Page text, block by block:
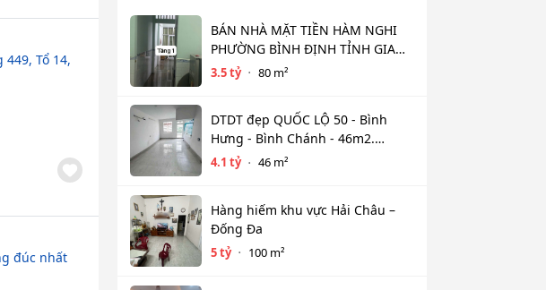
Tổ 14,
đúc nhất
BÁN NHÀ MẶT TIỀN HÀM NGHI
PHƯỜNG BÌNH ĐỊNH TỈNH GIA
LAI (MỚI )
3.5 tỷ 80 m²
DTDT đẹp QUỐC LỘ 50 - Bình
Hưng - Bình Chánh - 46m2.
Nhỉnh 4T.y. HXH
4.1 tỷ 46 m²
Hàng hiếm khu vực Hải Châu –
Đống Đa
5 tỷ 100 m²